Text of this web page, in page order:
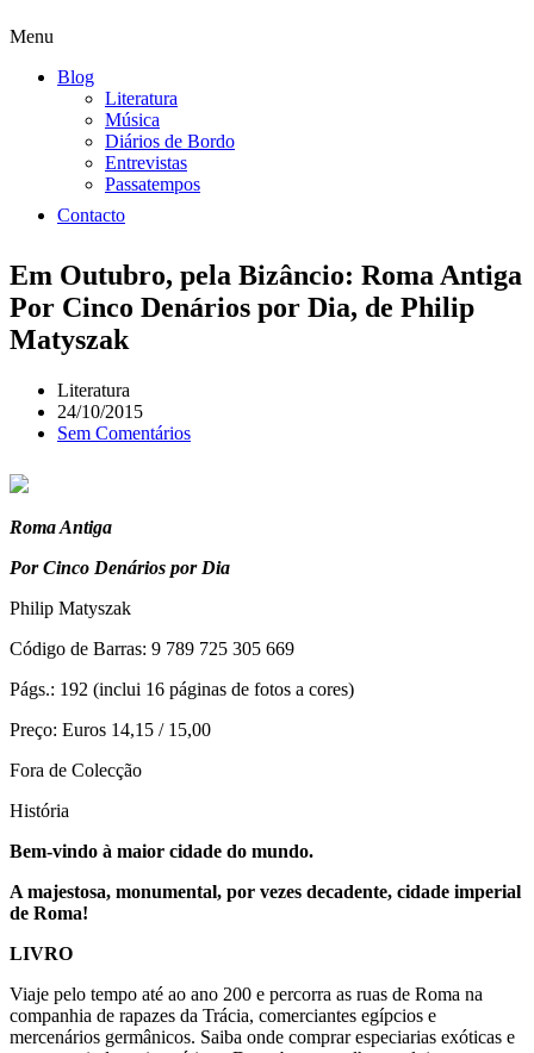
Menu
Blog
Literatura
Música
Diários de Bordo
Entrevistas
Passatempos
Contacto
Em Outubro, pela Bizâncio: Roma Antiga
Por Cinco Denários por Dia, de Philip
Matyszak
Literatura
24/10/2015
Sem Comentários
Roma Antiga
Por Cinco Denários por Dia
Philip Matyszak
Código de Barras: 9 789 725 305 669
Págs.: 192 (inclui 16 páginas de fotos a cores)
Preço: Euros 14,15 / 15,00
Fora de Colecção
História
Bem-vindo à maior cidade do mundo.
A majestosa, monumental, por vezes decadente, cidade imperial
de Roma!
LIVRO
Viaje pelo tempo até ao ano 200 e percorra as ruas de Roma na
companhia de rapazes da Trácia, comerciantes egípcios e
mercenários germânicos. Saiba onde comprar especiarias exóticas e